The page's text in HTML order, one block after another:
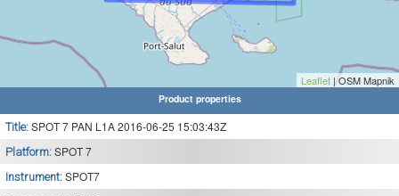
Leaflet | OSM Mapnik
Product properties
Title: SPOT 7 PAN L1A 2016-06-25 15:03:43Z
Platform: SPOT 7
Instrument: SPOT7